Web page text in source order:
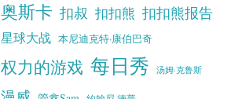
奥斯卡 扣叔 扣扣熊 扣扣熊报告
星球大战 本尼迪克特·康伯巴奇
权力的游戏 每日秀 汤姆·克鲁斯